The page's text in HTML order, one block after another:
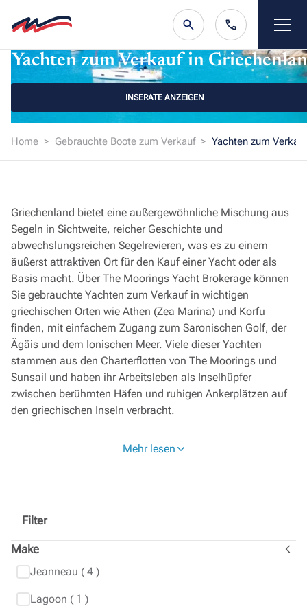
Yachten zum Verkauf in
INSERATE ANZEIGEN
Home Gebrauchte Boote zum Verkauf Yachten zum
Griechenland bietet eine außergewöhnliche Mischung aus
Segeln in Sichtweite, reicher Geschichte und
abwechslungsreichen Segelrevieren, was es zu einem
äußerst attraktiven Ort für den Kauf einer Yacht oder als
Basis macht. Über The Moorings Yacht Brokerage können
Sie gebrauchte Yachten zum Verkauf in wichtigen
griechischen Orten wie Athen (Zea Marina) und Korfu
finden, mit einfachem Zugang zum Saronischen Golf, der
Ägäis und dem Ionischen Meer. Viele dieser Yachten
stammen aus den Charterflotten von The Moorings und
Sunsail und haben ihr Arbeitsleben als Inselhüpfer
zwischen berühmten Häfen und ruhigen Ankerplätzen auf
den griechischen Inseln verbracht.
werden, profitieren von strukturierten
diese Yachten ihre Charterkarriere beendet haben, kommen
Ausrüstungslisten auf den Maklermarkt, so dass die Käufer
einen klaren Überblick darüber haben, wie das Boot im
bereits für Fahrten im Mittelmeer ausgerüstet, mit Biminis
Mehr lesen
Filter
Make
Jeanneau ( 4 )
Lagoon ( 1 )